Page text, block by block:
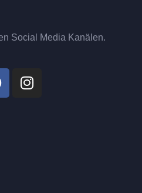
Social Media Kanälen.